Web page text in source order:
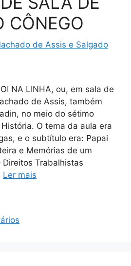
CÔNEGO
de Assis e Salgado
NA LINHA, ou, em sala de
de Assis, também
no meio do sétimo
O tema da aula era
e o subtítulo era: Papai
e Memórias de um
Trabalhistas
Ler mais